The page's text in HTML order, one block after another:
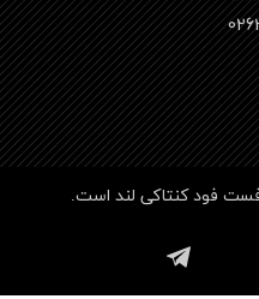
فود کنتاکی لند است.